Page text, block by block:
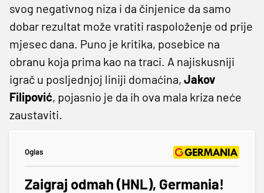
svog negativnog niza i da činjenice da samo
dobar rezultat može vratiti raspoloženje od prije
mjesec dana. Puno je kritika, posebice na
obranu koja prima kao na traci. A najiskusniji
igrač u posljednjoj liniji domaćina, Jakov
Filipović, pojasnio je da ih ova mala kriza neće
zaustaviti.
Oglas
Zaigraj odmah (HNL), Germania!